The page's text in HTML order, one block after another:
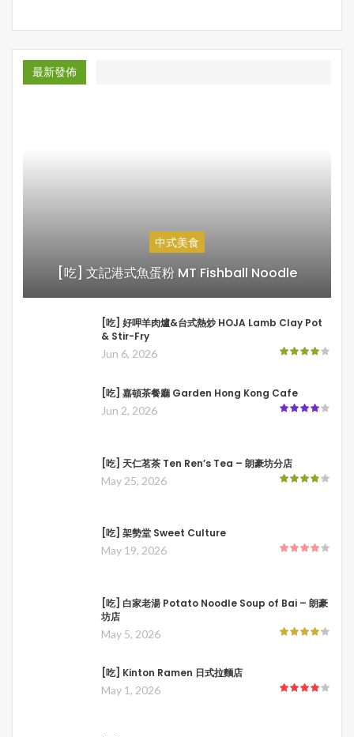
最新發佈
中式美食
[吃] 文記港式魚蛋粉 MT Fishball Noodle
[吃] 好呷羊肉爐&台式熱炒 HOJA Lamb Clay Pot
& Stir-Fry
Jun 6, 2026
[吃] 嘉頓茶餐廳 Garden Hong Kong Cafe
Jun 2, 2026
[吃] 天仁茗茶 Ten Ren’s Tea – 朗豪坊分店
May 25, 2026
[吃] 架勢堂 Sweet Culture
May 19, 2026
[吃] 白家老湯 Potato Noodle Soup of Bai – 朗豪
坊店
May 5, 2026
[吃] Kinton Ramen 日式拉麵店
May 1, 2026